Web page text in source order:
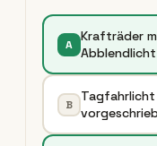
A
Krafträder
B
Tagfahrlicht